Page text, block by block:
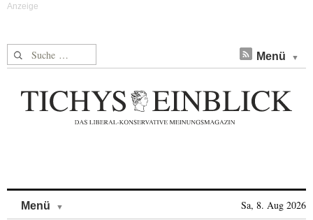
Suche nach: Menü
Menü Sa, 8. Aug 2026